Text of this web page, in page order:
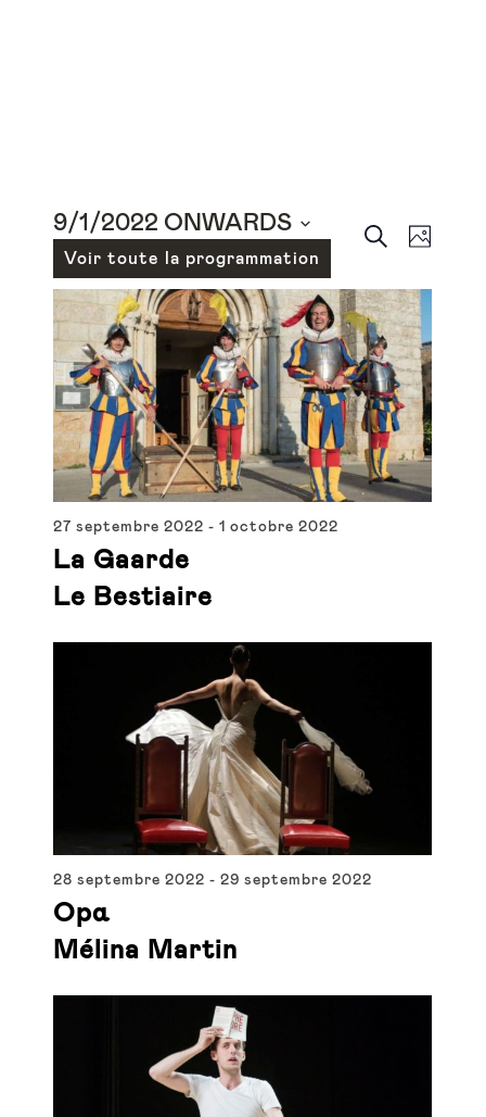
Events
Search
and
Views
SEARCH
9/1/2022 ONWARDS
Select
date.
Voir toute la programmation
27 septembre 2022 -1 octobre 2022
La Gaarde
Le Bestiaire
28 septembre 2022 -29 septembre 2022
Opα
Mélina Martin